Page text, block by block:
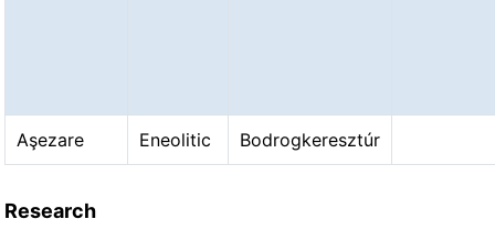
Aşezare Eneolitic Bodrogkeresztúr
Research